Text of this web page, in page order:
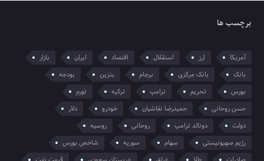
برچسب ها
آمریکا ارز استقلال اقتصاد ایران
بازار
بانک
بانک مرکزی برجام بنزین
بودجه
بورس
تحریم ترامپ ترکیه
تورم
حسن روحانی
حمیدرضا نقاشیان خودرو
دلار
دولت
دونالد ترامپ روحانی
روسیه
رژیم صهیونیستی
سهام سوریه
شاخص بورس